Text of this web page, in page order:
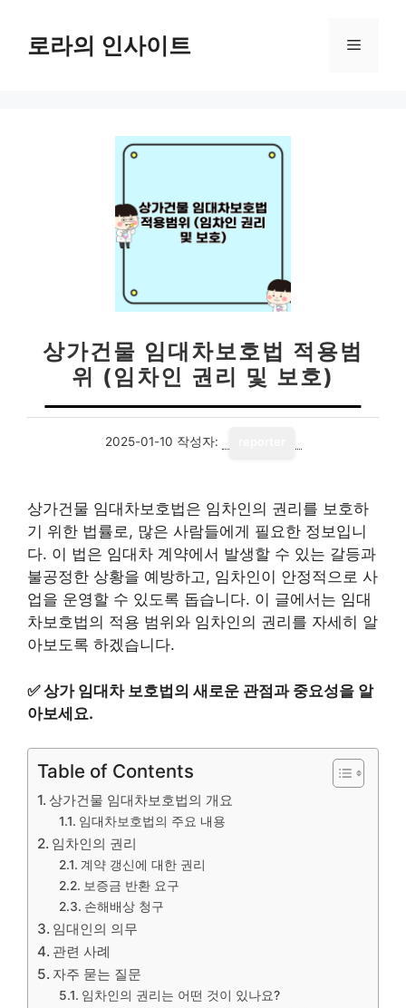
로라의 인사이트 메
상가건물 임대차보호법 적용범
위 (임차인 권리 및 보호)
2025-01-10 작성자:
상가건물 임대차보호법은 임차인의 권리를 보호하
기 위한 법률로, 많은 사람들에게 필요한 정보입니
다. 이 법은 임대차 계약에서 발생할 수 있는 갈등과
불공정한 상황을 예방하고, 임차인이 안정적으로 사
업을 운영할 수 있도록 돕습니다. 이 글에서는 임대
차보호법의 적용 범위와 임차인의 권리를 자세히 알
아보도록 하겠습니다.
✅상가 임대차 보호법의 새로운 관점과 중요성을 알
아보세요.
Table of Contents
상가건물 임대차보호법의 개요
임대차보호법의 주요 내용
임차인의 권리
계약 갱신에 대한 권리
보증금 반환 요구
손해배상 청구
임대인의 의무
관련 사례
자주 묻는 질문
임차인의 권리는 어떤 것이 있나요?